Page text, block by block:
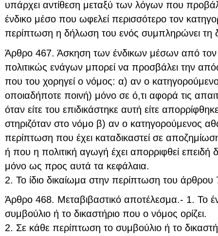
υπάρχει αντίθεση μεταξύ των λόγων που
ένδικο μέσο που ωφελεί περισσότερο τον
περίπτωση η δήλωση του ενός συμπληρώνει τη
Άρθρο 467. Άσκηση των ένδικων μέσων από τον
πολιτικώς ενάγων μπορεί να προσβάλει την
που του χορηγεί ο νόμος: α) αν ο
οποιαδήποτε ποινή) μόνο σε ό,τι αφορά τις
όταν είτε του επιδικάστηκε αυτή είτε
στηριζόταν στο νόμο β) αν ο κατηγορούμενος
περίπτωση που έχει καταδικαστεί σε
ή που η πολιτική αγωγή έχει απορριφθεί επειδή
μόνο ως προς αυτά τα κεφάλαια.
2. Το ίδιο δικαίωμα στην περίπτωση του άρθρου
Άρθρο 468. Μεταβιβαστικό αποτέλεσμα.- 1. Το
συμβούλιο ή το δικαστήριο που ο νόμος ορίζει.
2. Σε κάθε περίπτωση το συμβούλιο ή το